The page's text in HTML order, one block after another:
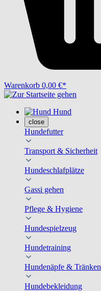
Warenkorb 0,00 €*
Hund
close
Hundefutter
Transport & Sicherheit
Hundeschlafplätze
Gassi gehen
Pflege & Hygiene
Hundespielzeug
Hundetraining
Hundenäpfe & Tränken
Hundebekleidung